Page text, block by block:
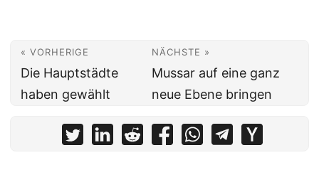
« VORHERIGE
Die Hauptstädte
haben gewählt
NÄCHSTE »
Mussar auf eine ganz
neue Ebene bringen